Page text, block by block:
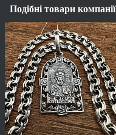
Подібні товари компанії